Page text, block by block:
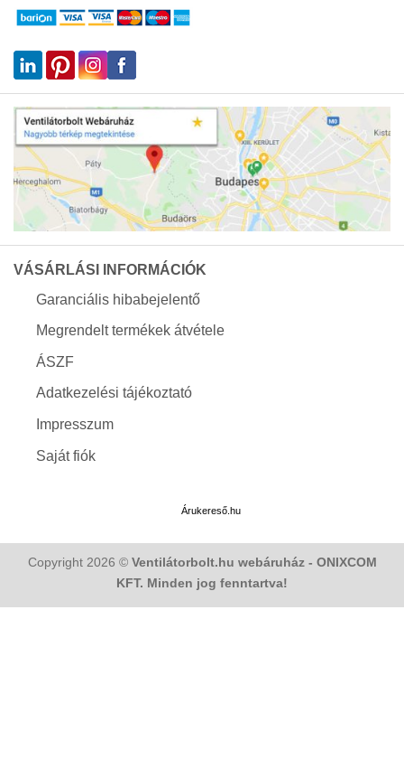
VÁSÁRLÁSI INFORMÁCIÓK
Garanciális hibabejelentő
Megrendelt termékek átvétele
ÁSZF
Adatkezelési tájékoztató
Impresszum
Saját fiók
Árukereső.hu
Copyright 2026 © Ventilátorbolt.hu webáruház - ONIXCOM
KFT. Minden jog fenntartva!